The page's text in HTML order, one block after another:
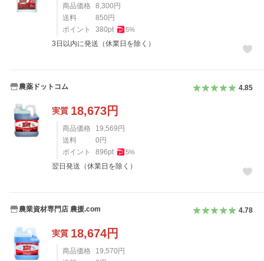
商品価格 8,300 円
送料
850 円
ポイント
380pt 5%
3日以内に発送（休業日を除く）
農薬ドットコム 4.85
実質 18,673円
商品価格 19,569 円
送料
0 円
ポイント
896pt 5%
翌日発送（休業日を除く）
農業資材専門店 農援.com 4.78
実質 18,674円
商品価格 19,570 円